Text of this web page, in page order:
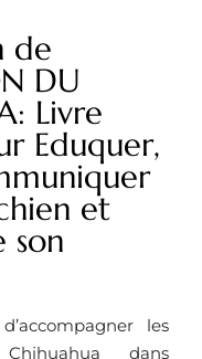
de
DU
Livre
Eduquer,
et
son
les
dans